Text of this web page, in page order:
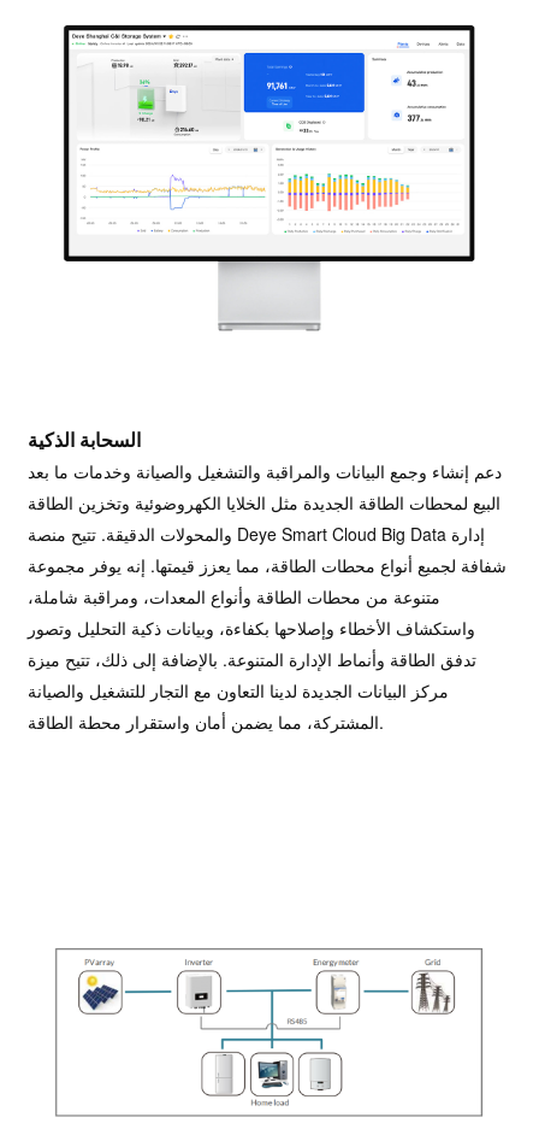
السحابة الذكية
دعم إنشاء وجمع البيانات والمراقبة والتشغيل والصيانة وخدمات ما بعد
البيع لمحطات الطاقة الجديدة مثل الخلايا الكهروضوئية وتخزين الطاقة
والمحولات الدقيقة. تتيح منصة Deye Smart Cloud Big Data إدارة
شفافة لجميع أنواع محطات الطاقة، مما يعزز قيمتها. إنه يوفر مجموعة
متنوعة من محطات الطاقة وأنواع المعدات، ومراقبة شاملة،
واستكشاف الأخطاء وإصلاحها بكفاءة، وبيانات ذكية التحليل وتصور
تدفق الطاقة وأنماط الإدارة المتنوعة. بالإضافة إلى ذلك، تتيح ميزة
مركز البيانات الجديدة لدينا التعاون مع التجار للتشغيل والصيانة
المشتركة، مما يضمن أمان واستقرار محطة الطاقة.